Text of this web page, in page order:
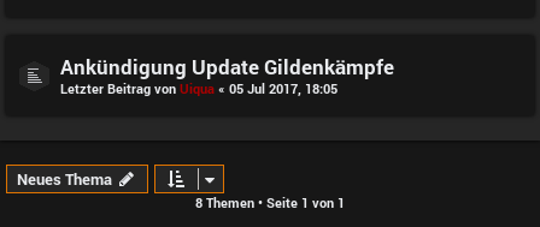
Ankündigung Update Gildenkämpfe
Letzter Beitrag von Uiqua « 05 Jul 2017, 18:05
Neues Thema
8 Themen • Seite 1 von 1